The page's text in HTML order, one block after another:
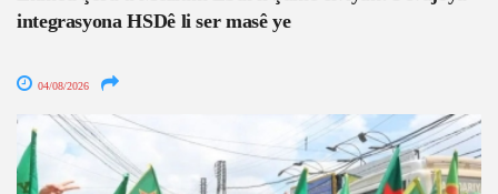
integrasyona HSDê li ser masê ye
04/08/2026